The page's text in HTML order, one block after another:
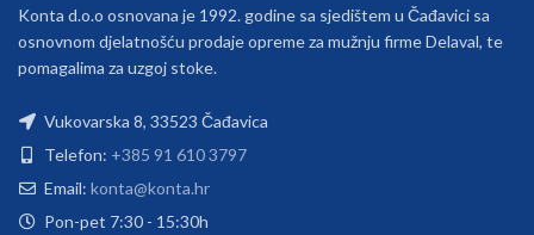
Konta d.o.o osnovana je 1992. godine sa sjedištem u Čađavici sa
osnovnom djelatnošću prodaje opreme za mužnju firme Delaval, te
pomagalima za uzgoj stoke.
Vukovarska 8, 33523 Čađavica
Telefon: +385 91 610 3797
Email: konta@konta.hr
Pon-pet 7:30 - 15:30h